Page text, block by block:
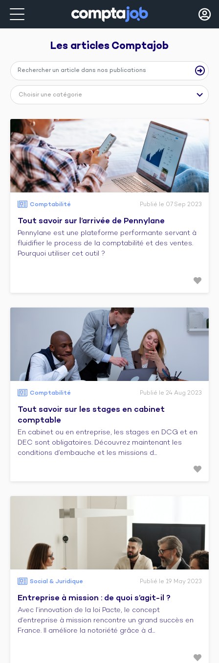
Les articles Comptajob
Choisir une catégorie
Comptabilité Publié le 07 Sep 2023
Tout savoir sur l’arrivée de Pennylane
Pennylane est une plateforme performante servant à
fluidifier le process de la comptabilité et des ventes.
Pourquoi utiliser cet outil ?
Comptabilité Publié le 24 Aug 2023
Tout savoir sur les stages en cabinet
comptable
En cabinet ou en entreprise, les stages en DCG et en
DEC sont obligatoires. Découvrez maintenant les
conditions d’embauche et les missions d...
Social & Juridique Publié le 19 May 2023
Entreprise à mission : de quoi s’agit-il ?
Avec l’innovation de la loi Pacte, le concept
d’entreprise à mission rencontre un grand succès en
France. Il améliore la notoriété grâce à d...